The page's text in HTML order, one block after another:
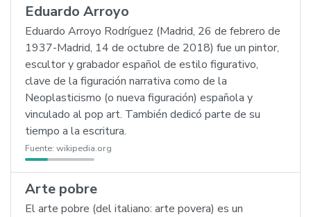
Eduardo Arroyo
Eduardo Arroyo Rodríguez (Madrid, 26 de febrero de
1937-Madrid, 14 de octubre de 2018) fue un pintor,
escultor y grabador español de estilo figurativo,
clave de la figuración narrativa como de la
Neoplasticismo (o nueva figuración) española y
vinculado al pop art. También dedicó parte de su
tiempo a la escritura.
Fuente: wikipedia.org
Arte pobre
El arte pobre (del italiano: arte povera) es un